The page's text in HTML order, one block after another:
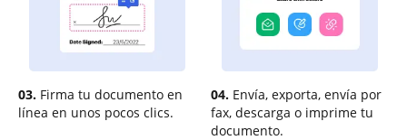
03. Firma tu documento en
línea en unos pocos clics.
04. Envía, exporta, envía por
fax, descarga o imprime tu
documento.